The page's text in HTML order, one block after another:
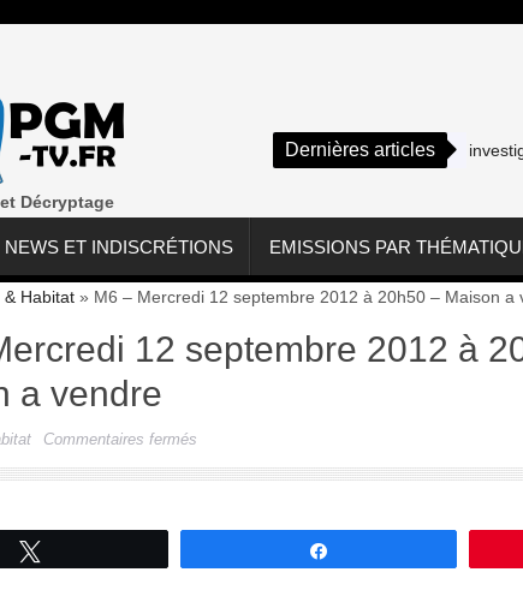
Décryptage
Dernières articles
Cash
NEWS ET INDISCRÉTIONS EMISSIONS PAR
& Habitat » M6 – Mercredi 12 septembre 2012 à 20h50 – Maison a
12 septembre 2012 à
a vendre
Commentaires ferméssur
–
12